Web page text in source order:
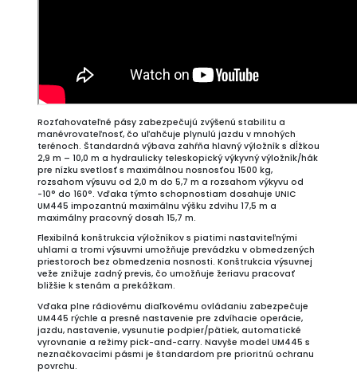
Rozťahovateľné pásy zabezpečujú zvýšenú stabilitu a
manévrovateľnosť, čo uľahčuje plynulú jazdu v mnohých
terénoch. Štandardná výbava zahŕňa hlavný výložník s dĺžkou
2,9 m – 10,0 m a hydraulicky teleskopický výkyvný výložník/hák
pre nízku svetlosť s maximálnou nosnosťou 1500 kg,
rozsahom výsuvu od 2,0 m do 5,7 m a rozsahom výkyvu od
-10° do 160°. Vďaka týmto schopnostiam dosahuje UNIC
UM445 impozantnú maximálnu výšku zdvihu 17,5 m a
maximálny pracovný dosah 15,7 m.
Flexibilná konštrukcia výložníkov s piatimi nastaviteľnými
uhlami a tromi výsuvmi umožňuje prevádzku v obmedzených
priestoroch bez obmedzenia nosnosti. Konštrukcia výsuvnej
veže znižuje zadný previs, čo umožňuje žeriavu pracovať
bližšie k stenám a prekážkam.
Vďaka plne rádiovému diaľkovému ovládaniu zabezpečuje
UM445 rýchle a presné nastavenie pre zdvíhacie operácie,
jazdu, nastavenie, vysunutie podpier/pätiek, automatické
vyrovnanie a režimy pick-and-carry. Navyše model UM445 s
neznačkovacími pásmi je štandardom pre prioritnú ochranu
povrchu.